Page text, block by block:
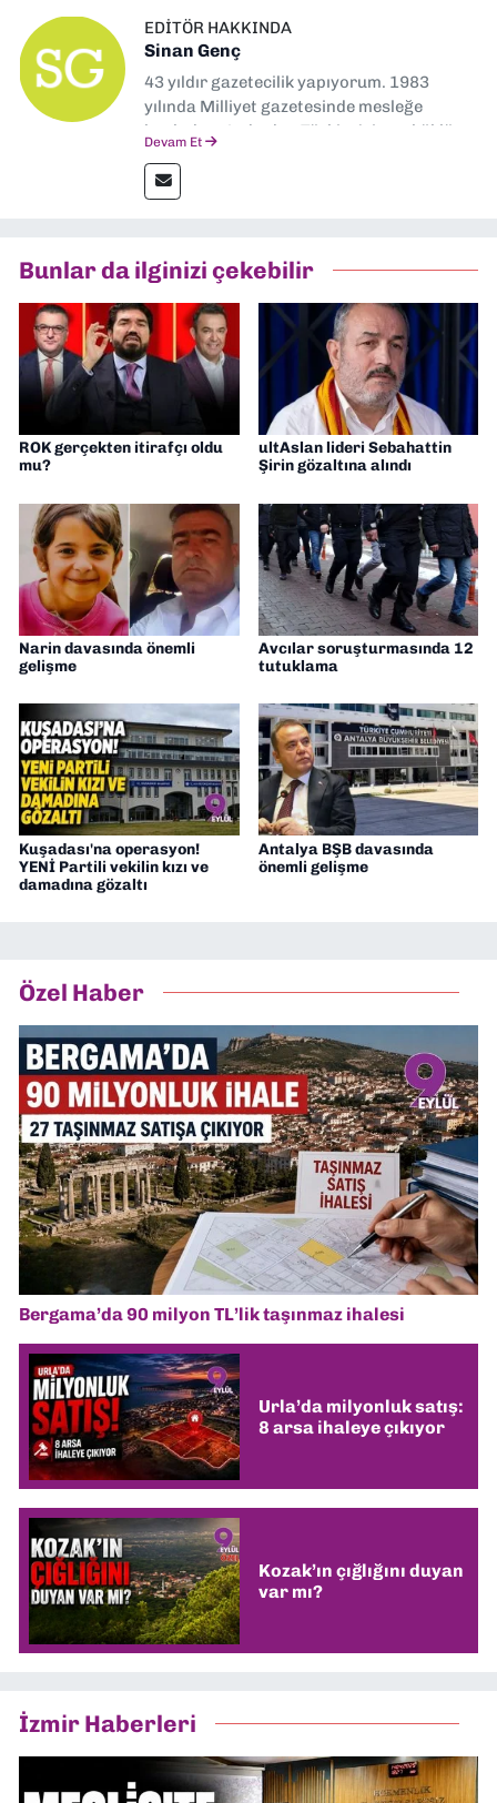
EDITÖR HAKKINDA
Sinan Genç
43 yıldır gazetecilik yapıyorum. 1983
yılında Milliyet gazetesinde mesleğe
başladım. Ardından Türkiye’nin en köklü
muhabir, editör, müdür yardımcısı ve spor
müdürü olarak görev yaptım. Ayrıca Yeni
Gazetesi'nde editörlük yapıyorum
Devam Et
Bunlar da ilginizi çekebilir
ROK gerçekten itirafçı oldu
mu?
ultAslan lideri Sebahattin
Şirin gözaltına alındı
Narin davasında önemli
gelişme
Avcılar soruşturmasında 12
tutuklama
Kuşadası'na operasyon!
YENİ Partili vekilin kızı ve
damadına gözaltı
Antalya BŞB davasında
önemli gelişme
Özel Haber
Bergama’da 90 milyon TL’lik taşınmaz ihalesi
Urla’da milyonluk satış:
8 arsa ihaleye çıkıyor
Kozak’ın çığlığını duyan
var mı?
İzmir Haberleri